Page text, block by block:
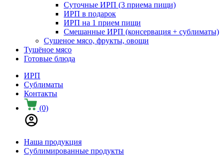
Суточные ИРП (3 приема пищи)
ИРП в подарок
ИРП на 1 прием пищи
Смешанные ИРП (консервация + сублиматы)
Сушеное мясо, фрукты, овощи
Тушёное мясо
Готовые блюда
ИРП
Сублиматы
Контакты
(0)
Наша продукция
Сублимированные продукты